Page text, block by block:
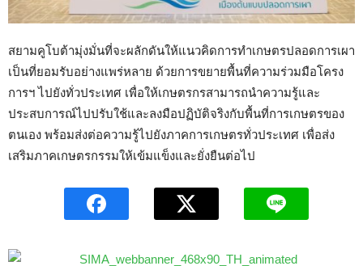
สยามคูโบต้ามุ่งมั่นที่จะผลักดันให้แนวคิดการทำเกษตรปลอดการเผา
เป็นที่ยอมรับอย่างแพร่หลาย ด้วยการขยายพื้นที่ความร่วมมือโครง
การฯ ไปยังทั่วประเทศ เพื่อให้เกษตรกรสามารถนำความรู้และ
ประสบการณ์ไปปรับใช้และลงมือปฏิบัติจริงกับพื้นที่การเกษตรของ
ตนเอง พร้อมส่งต่อความรู้ไปยังภาคการเกษตรทั่วประเทศ เพื่อส่ง
เสริมภาคเกษตรกรรมให้เข้มแข็งและยั่งยืนต่อไป